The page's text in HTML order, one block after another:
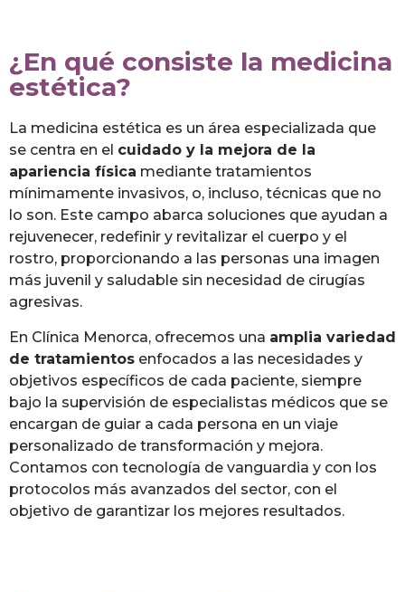
¿En qué consiste la medicina
estética?
La medicina estética es un área especializada que
se centra en el cuidado y la mejora de la
apariencia física mediante tratamientos
mínimamente invasivos, o, incluso, técnicas que no
lo son. Este campo abarca soluciones que ayudan a
rejuvenecer, redefinir y revitalizar el cuerpo y el
rostro, proporcionando a las personas una imagen
más juvenil y saludable sin necesidad de cirugías
agresivas.
En Clínica Menorca, ofrecemos una amplia variedad
de tratamientos enfocados a las necesidades y
objetivos específicos de cada paciente, siempre
bajo la supervisión de especialistas médicos que se
encargan de guiar a cada persona en un viaje
personalizado de transformación y mejora.
Contamos con tecnología de vanguardia y con los
protocolos más avanzados del sector, con el
objetivo de garantizar los mejores resultados.